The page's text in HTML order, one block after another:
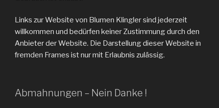
Links zur Website von Blumen Klingler sind jederzeit
willkommen und bedürfen keiner Zustimmung durch den
Anbieter der Website. Die Darstellung dieser Website in
fremden Frames ist nur mit Erlaubnis zulässig.
Abmahnungen – Nein Danke !